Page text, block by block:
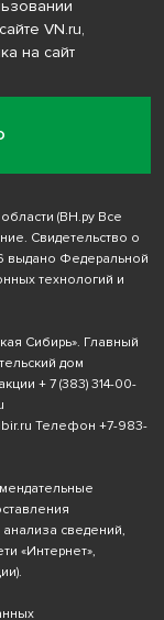
VN.ru,
на сайт
(ВН.ру Все
Свидетельство о
выдано Федеральной
технологий и
Сибирь». Главный
дом
+ 7 (383) 314-00-
Телефон +7-983-
сведений,
«Интернет»,